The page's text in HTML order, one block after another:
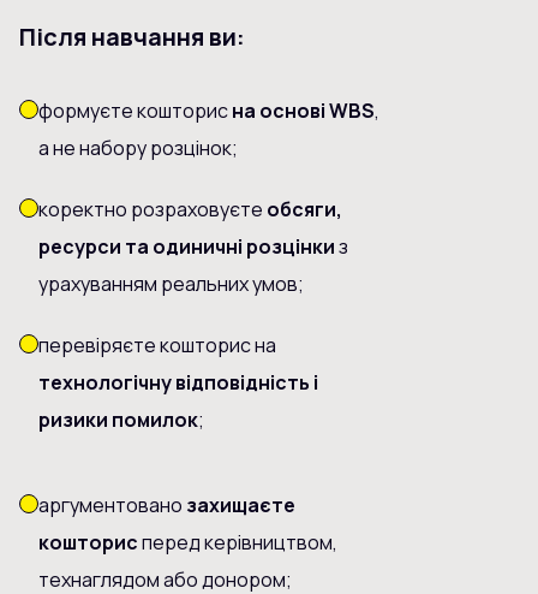
Після навчання ви:
формуєте кошторисна основі WBS,
а не набору розцінок;
коректно розраховуєте обсяги,
ресурси та одиничні розцінкиз
урахуванням реальних умов;
перевіряєте кошторис на
технологічну відповідність і
ризики помилок;
аргументовано захищаєте
кошторисперед керівництвом,
технаглядом або донором;